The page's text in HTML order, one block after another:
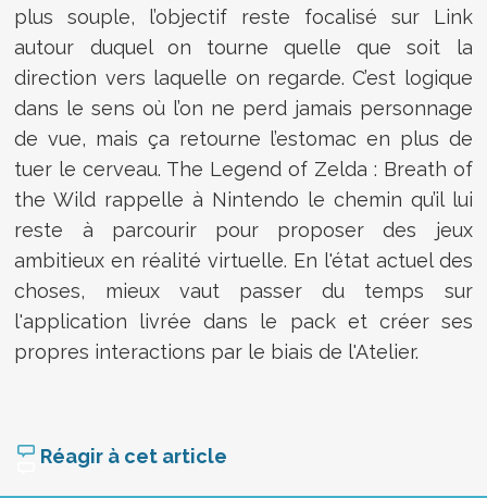
plus souple, l’objectif reste focalisé sur Link
autour duquel on tourne quelle que soit la
direction vers laquelle on regarde. C’est logique
dans le sens où l’on ne perd jamais personnage
de vue, mais ça retourne l’estomac en plus de
tuer le cerveau. The Legend of Zelda : Breath of
the Wild rappelle à Nintendo le chemin qu’il lui
reste à parcourir pour proposer des jeux
ambitieux en réalité virtuelle. En l'état actuel des
choses, mieux vaut passer du temps sur
l'application livrée dans le pack et créer ses
propres interactions par le biais de l'Atelier.
Réagir à cet article